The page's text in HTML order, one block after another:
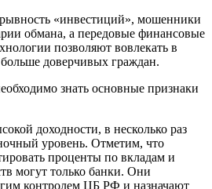
«инвестиций», мошенники
обмана, а передовые финансовые
позволяют вовлекать в
доверчивых граждан.
знать основные признаки
доходности, в несколько раз
уровень. Отметим, что
проценты по вкладам и
могут только банки. Они
контролем ЦБ РФ и назначают